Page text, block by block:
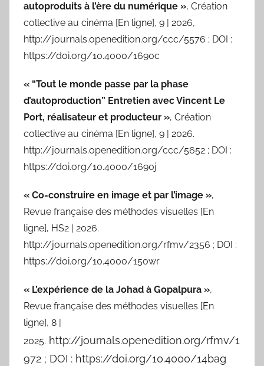
autoproduits à l’ère du numérique », Création
collective au cinéma [En ligne], 9 | 2026,
http://journals.openedition.org/ccc/5576 ; DOI :
https://doi.org/10.4000/1690c
« “Tout le monde passe par la phase
d’autoproduction” Entretien avec Vincent Le
Port, réalisateur et producteur », Création
collective au cinéma [En ligne], 9 | 2026.
http://journals.openedition.org/ccc/5652 ; DOI :
https://doi.org/10.4000/1690j
« Co-construire en image et par l’image »,
Revue française des méthodes visuelles [En
ligne], HS2 | 2026.
http://journals.openedition.org/rfmv/2356 ; DOI :
https://doi.org/10.4000/15owr
« L’expérience de la Johad à Gopalpura »,
Revue française des méthodes visuelles [En
ligne], 8 |
2025. http://journals.openedition.org/rfmv/1
972 ; DOI : https://doi.org/10.4000/14bag